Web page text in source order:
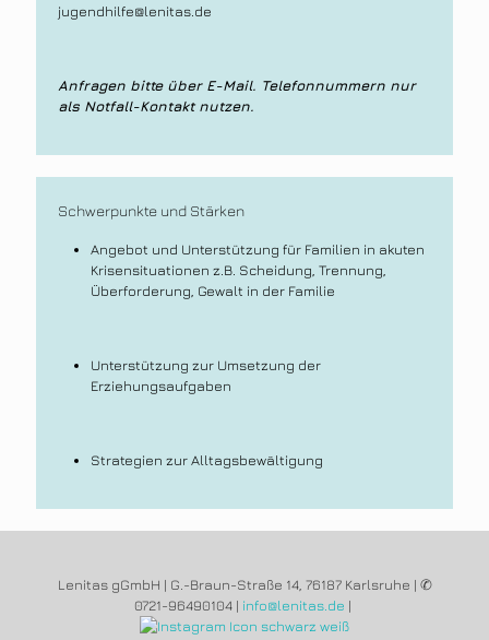
jugendhilfe@lenitas.de
Anfragen bitte über E-Mail. Telefonnummern nur
als Notfall-Kontakt nutzen.
Schwerpunkte und Stärken
Angebot und Unterstützung für Familien in akuten
Krisensituationen z.B. Scheidung, Trennung,
Überforderung, Gewalt in der Familie
Unterstützung zur Umsetzung der
Erziehungsaufgaben
Strategien zur Alltagsbewältigung
Lenitas gGmbH | G.-Braun-Straße 14, 76187 Karlsruhe | ✆
0721-96490104 | info@lenitas.de |